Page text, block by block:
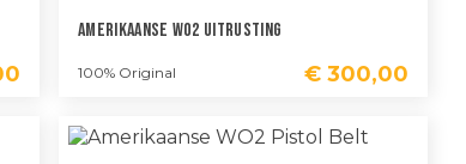
Amerikaanse WO2 Uitrusting
100% Original € 300,00